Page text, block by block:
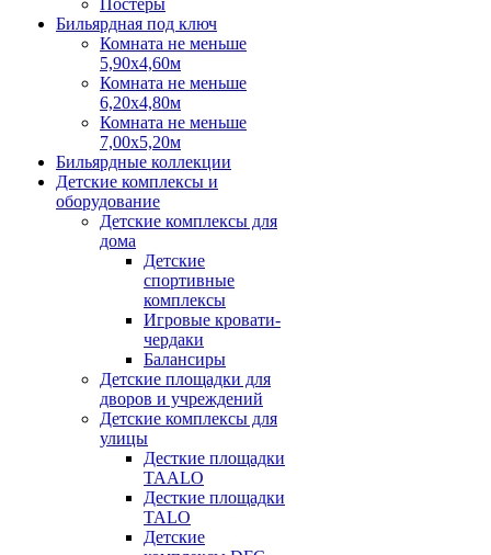
Постеры
Бильярдная под ключ
Комната не меньше
5,90х4,60м
Комната не меньше
6,20х4,80м
Комната не меньше
7,00х5,20м
Бильярдные коллекции
Детские комплексы и
оборудование
Детские комплексы для
дома
Детские
спортивные
комплексы
Игровые кровати-
чердаки
Балансиры
Детские площадки для
дворов и учреждений
Детские комплексы для
улицы
Десткие площадки
TAALO
Десткие площадки
TALO
Детские